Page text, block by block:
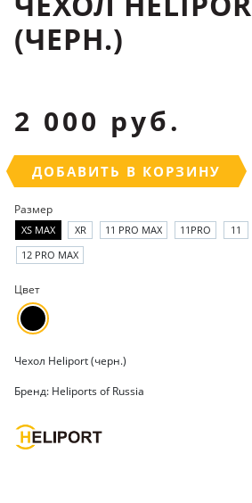
(ЧЕРН.)
2 000 руб.
ДОБАВИТЬ В КОРЗИНУ
Размер
XS MAX XR 11 PRO MAX 11PRO 11
12 PRO MAX
Цвет
Чехол Heliport (черн.)
Бренд: Heliports of Russia